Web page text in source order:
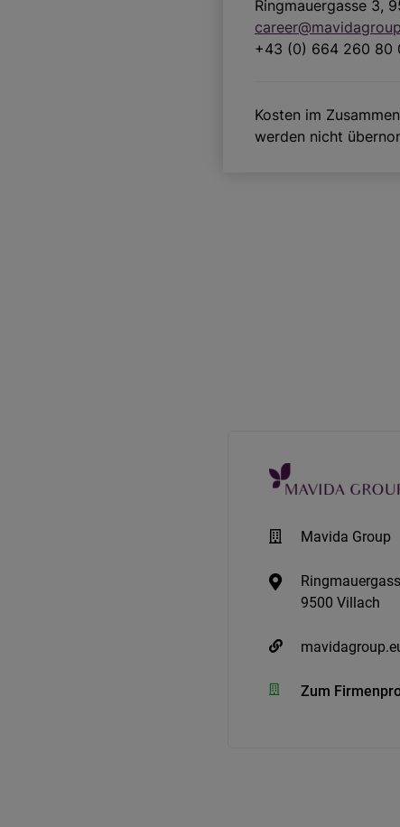
Mavida Group
9500 Villach
Zum